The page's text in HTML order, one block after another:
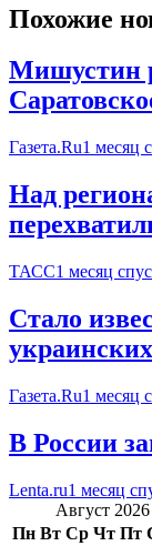
Похожие
Мишустин
Газета.Ru1 месяц
Над
ТАСС1 месяц
Стало
Газета.Ru1 месяц
В России
Lenta.ru1 месяц
Август 2026
Пн Вт Ср Чт Пт